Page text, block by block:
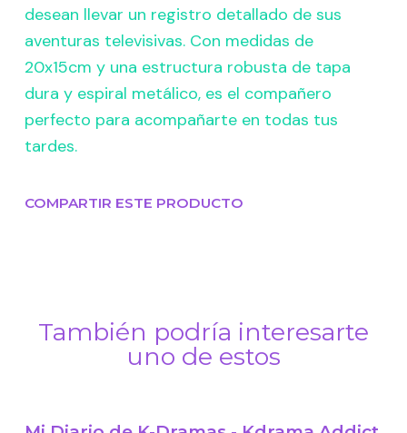
desean llevar un registro detallado de sus
aventuras televisivas. Con medidas de
20x15cm y una estructura robusta de tapa
dura y espiral metálico, es el compañero
perfecto para acompañarte en todas tus
tardes.
COMPARTIR ESTE PRODUCTO
También podría interesarte
uno de estos